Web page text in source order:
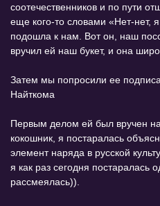
соотечественников и по пути
еще кого-то словами «Нет-нет,
подошла к нам. Вот он, наш
вручил ей наш букет, и она
Затем мы попросили ее
Найткома
Первым делом ей был вручен
кокошник, я постаралась
элемент наряда в русской
я как раз сегодня постаралась
рассмеялась)).